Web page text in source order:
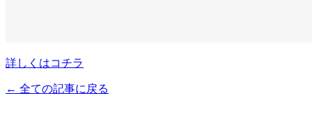
詳しくはコチラ
← 全ての記事に戻る